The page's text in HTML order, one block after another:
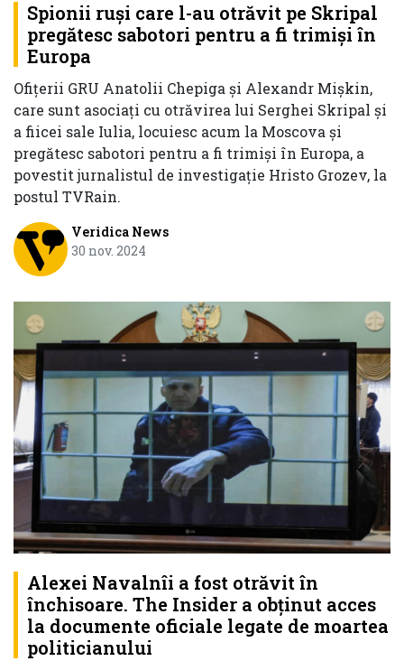
Spionii ruși care l-au otrăvit pe Skripal
pregătesc sabotori pentru a fi trimiși în
Europa
Ofițerii GRU Anatolii Chepiga și Alexandr Mișkin,
care sunt asociați cu otrăvirea lui Serghei Skripal și
a fiicei sale Iulia, locuiesc acum la Moscova și
pregătesc sabotori pentru a fi trimiși în Europa, a
povestit jurnalistul de investigație Hristo Grozev, la
postul TVRain.
Veridica News
30 nov. 2024
Alexei Navalnîi a fost otrăvit în
închisoare. The Insider a obținut acces
la documente oficiale legate de moartea
politicianului